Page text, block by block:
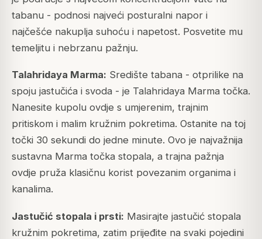
tabanu - podnosi najveći posturalni napor i
najčešće nakuplja suhoću i napetost. Posvetite mu
temeljitu i nebrzanu pažnju.
Talahridaya Marma: Središte tabana - otprilike na
spoju jastučića i svoda - je Talahridaya Marma točka.
Nanesite kupolu ovdje s umjerenim, trajnim
pritiskom i malim kružnim pokretima. Ostanite na toj
točki 30 sekundi do jedne minute. Ovo je najvažnija
sustavna Marma točka stopala, a trajna pažnja
ovdje pruža klasičnu korist povezanim organima i
kanalima.
Jastučić stopala i prsti: Masirajte jastučić stopala
kružnim pokretima, zatim prijeđite na svaki pojedini